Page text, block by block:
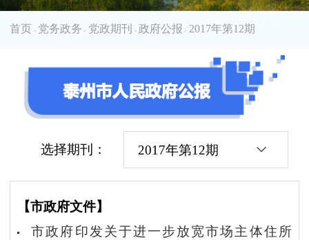
首页 > 党务政务 > 党政期刊 > 政府公报 > 2017年第12期
选择期刊： 2017年第12期
【市政府文件】
市政府印发关于进一步放宽市场主体住所